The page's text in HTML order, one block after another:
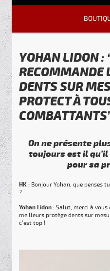
YOHAN LIDON :
RECOMMANDE
DENTS SUR
PROTECT À
On ne présente
toujours est il
pour sa
HK : Bonjour Yohan, que penses
?
Yohan Lidon : Salut, merci à vous
meilleurs protège dents sur
c’est top !